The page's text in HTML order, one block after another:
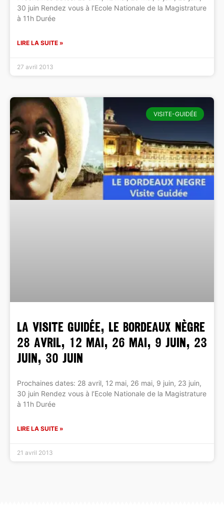
30 juin Rendez vous à l’Ecole Nationale de la Magistrature
à 11h Durée
LIRE LA SUITE »
27 avril 2013
VISITE-GUIDÉE
La Visite Guidée, Le Bordeaux Nègre
28 avril, 12 mai, 26 mai, 9 juin, 23
juin, 30 juin
Prochaines dates: 28 avril, 12 mai, 26 mai, 9 juin, 23 juin,
30 juin Rendez vous à l’Ecole Nationale de la Magistrature
à 11h Durée
LIRE LA SUITE »
21 avril 2013